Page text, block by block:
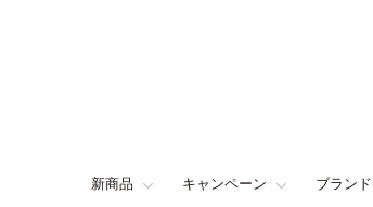
新商品 キャンペーン ブラン